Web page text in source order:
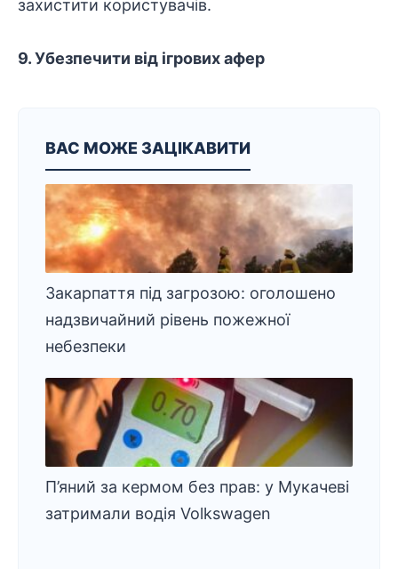
захистити користувачів.
9. Убезпечити від ігрових афер
ВАС МОЖЕ ЗАЦІКАВИТИ
Закарпаття під загрозою: оголошено
надзвичайний рівень пожежної
небезпеки
П’яний за кермом без прав: у Мукачеві
затримали водія Volkswagen